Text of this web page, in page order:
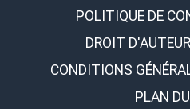
POLITIQUE DE
DROIT
CONDITIONS
PLAN